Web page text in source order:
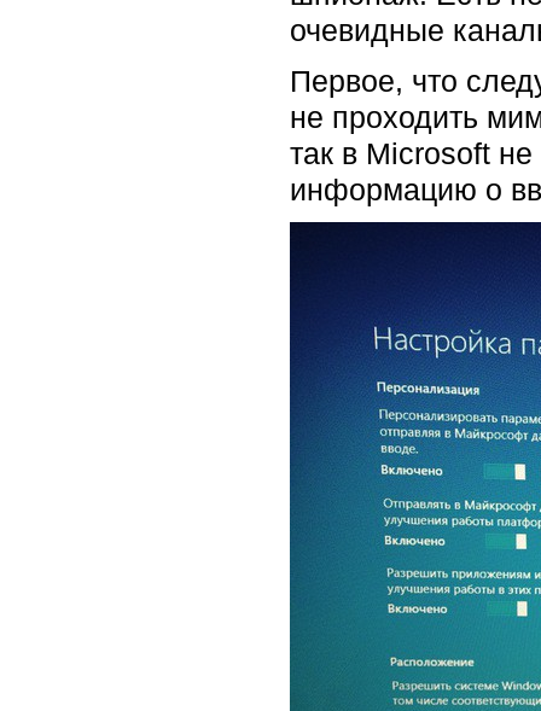
очевидные
Первое, что
не проходить
так в Microsoft
информацию о